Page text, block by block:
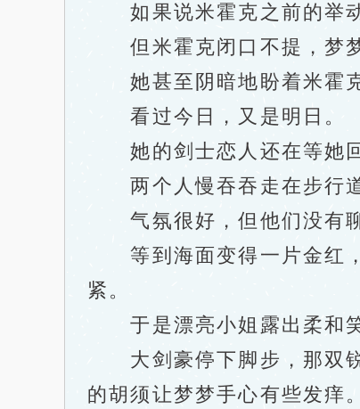
如果说米霍克之前的举动
但米霍克闭口不提，梦梦
她甚至阴暗地盼着米霍克
看过今日，又是明日。
她的剑士恋人还在等她回
两个人慢吞吞走在步行道
气氛很好，但他们没有聊
等到海面变得一片金红，
紧。
于是漂亮小姐露出柔和笑
大剑豪停下脚步，那双锐
的胡须让梦梦手心有些发痒。